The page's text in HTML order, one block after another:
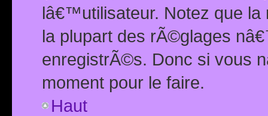
lâ€™utilisateur. Notez que la
la plupart des rÃ©glages
enregistrÃ©s. Donc si vous
moment pour le faire.
Haut